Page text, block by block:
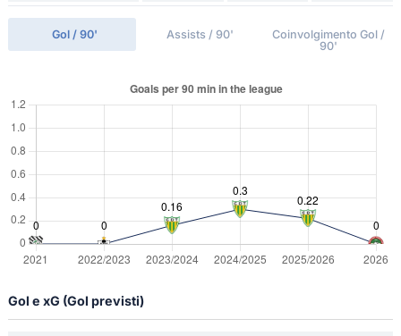
Gol / 90' Assists / 90'
Coinvolgimento Gol /
90'
Gol e xG (Gol previsti)